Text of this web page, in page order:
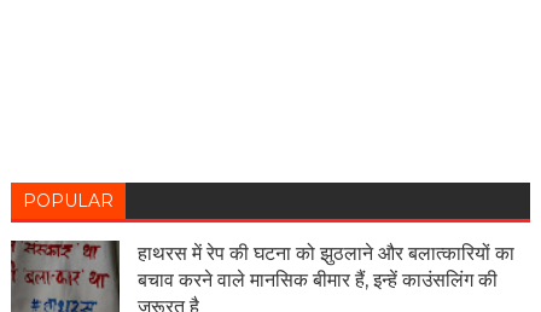
POPULAR
हाथरस में रेप की घटना को झुठलाने और बलात्कारियों का
बचाव करने वाले मानसिक बीमार हैं, इन्हें काउंसलिंग की
जरूरत है